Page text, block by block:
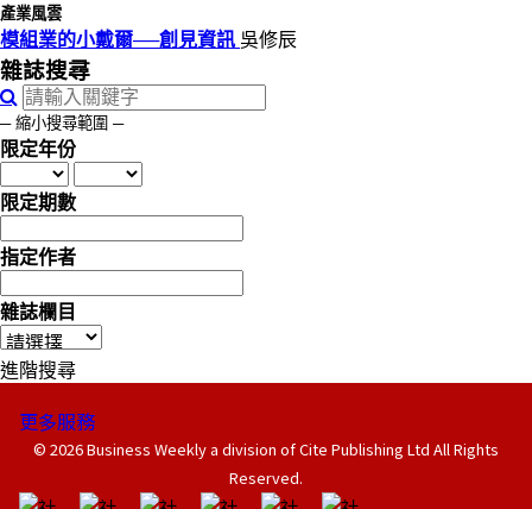
產業風雲
模組業的小戴爾──創見資訊 吳修辰
雜誌搜尋
─ 縮小搜尋範圍 ─
限定年份
限定期數
指定作者
雜誌欄目
進階搜尋
更多服務
© 2026 Business Weekly a division of Cite Publishing Ltd All Rights
Reserved.